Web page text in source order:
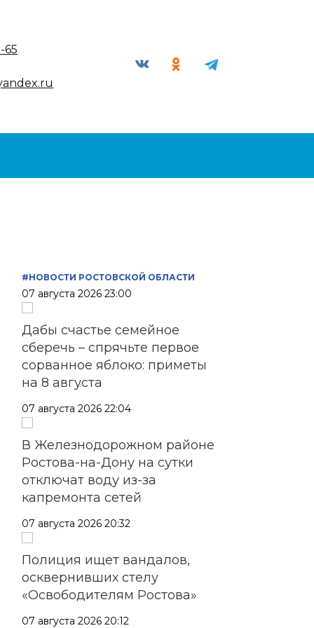
65
#НОВОСТИ РОСТОВСКОЙ ОБЛАСТИ
07 августа 2026 23:00
Дабы счастье семейное
сберечь – спрячьте первое
сорванное яблоко: приметы
на 8 августа
07 августа 2026 22:04
В Железнодорожном районе
Ростова-на-Дону на сутки
отключат воду из-за
капремонта сетей
07 августа 2026 20:32
Полиция ищет вандалов,
осквернивших стелу
«Освободителям Ростова»
07 августа 2026 20:12